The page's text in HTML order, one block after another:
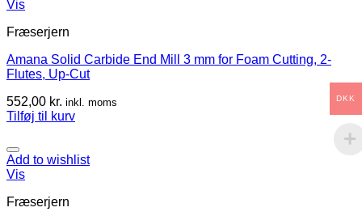
Vis
Fræserjern
Amana Solid Carbide End Mill 3 mm for Foam Cutting, 2-
Flutes, Up-Cut
552,00 kr. inkl. moms
Tilføj til kurv
Add to wishlist
Vis
Fræserjern
DKK